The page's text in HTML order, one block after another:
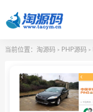
当前位置： 淘源码 > PHP源码 >